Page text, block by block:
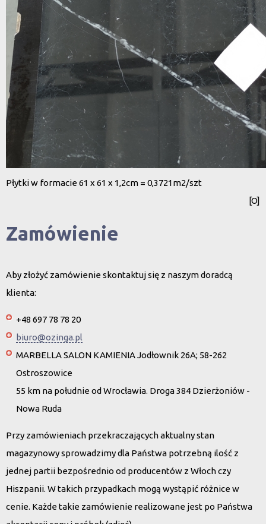
Płytki w formacie 61 x 61 x 1,2cm = 0,3721m2/szt
[O]
Zamówienie
Aby złożyć zamówienie skontaktuj się z naszym doradcą
klienta:
+48 697 78 78 20
biuro@ozinga.pl
MARBELLA SALON KAMIENIA Jodłownik 26A; 58-262
Ostroszowice
55 km na południe od Wrocławia. Droga 384 Dzierżoniów -
Nowa Ruda
Przy zamówieniach przekraczających aktualny stan
magazynowy sprowadzimy dla Państwa potrzebną ilość z
jednej partii bezpośrednio od producentów z Włoch czy
Hiszpanii. W takich przypadkach mogą wystąpić różnice w
cenie. Każde takie zamówienie realizowane jest po Państwa